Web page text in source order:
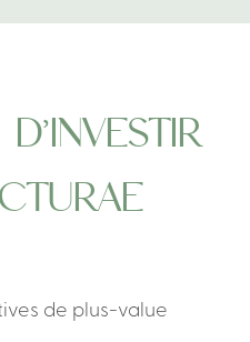
D’INVESTIR
de plus-value